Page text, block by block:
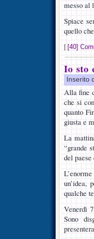
messo al
Spiace
quello
[40]
Io sto
Inserito
Alla fine
che si
quanto
giusta e
La
“grande
del paese
un’idea,
qualche
Venerdì
Sono